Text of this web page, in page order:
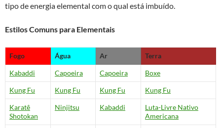
tipo de energia elemental com o qual está imbuído.
Estilos Comuns para Elementais
Fogo Água Ar Terra
Kabaddi Capoeira Capoeira Boxe
Kung Fu Kung Fu Kung Fu Kung Fu
Karatê
Shotokan
Ninjitsu Kabaddi
Luta-Livre Nativo
Americana